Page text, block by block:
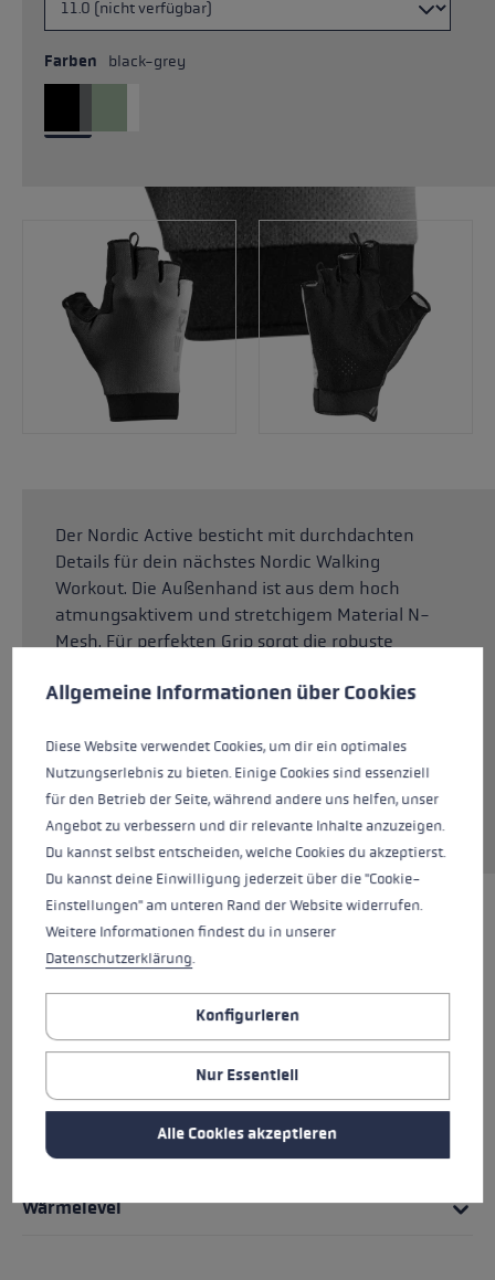
Farben black-grey
Der Nordic Active besticht mit durchdachten
Details für dein nächstes Nordic Walking
Workout. Die Außenhand ist aus dem hoch
atmungsaktivem und stretchigem Material N-
Mesh. Für perfekten Grip sorgt die robuste
SLT, dank Palm Ventilation ist die Hand noch
Stockeinsatz hast du damit alles im Griff.
Mithilfe des Cuff Pulls und der Pull-out Loops
direkt an den Fingern kannst du den
Handschuh easy an- und ausziehen.
HIGHLIGHTS
Griff - Schlaufe/Handschuh System
Passform
Handschuhdetails
Wasserresistenz
Wärmelevel
Cookie-Voreinstellungen
Allgemeine Informationen über Cookies
Diese Website verwendet Cookies, um dir ein optimales
Nutzungserlebnis zu bieten. Einige Cookies sind essenziell
für den Betrieb der Seite, während andere uns helfen, unser
Angebot zu verbessern und dir relevante Inhalte anzuzeigen.
Du kannst selbst entscheiden, welche Cookies du akzeptierst.
Du kannst deine Einwilligung jederzeit über die "Cookie-
Einstellungen" am unteren Rand der Website widerrufen.
Weitere Informationen findest du in unserer
Datenschutzerklärung.
Konfigurieren
Nur Essentiell
Alle Cookies akzeptieren